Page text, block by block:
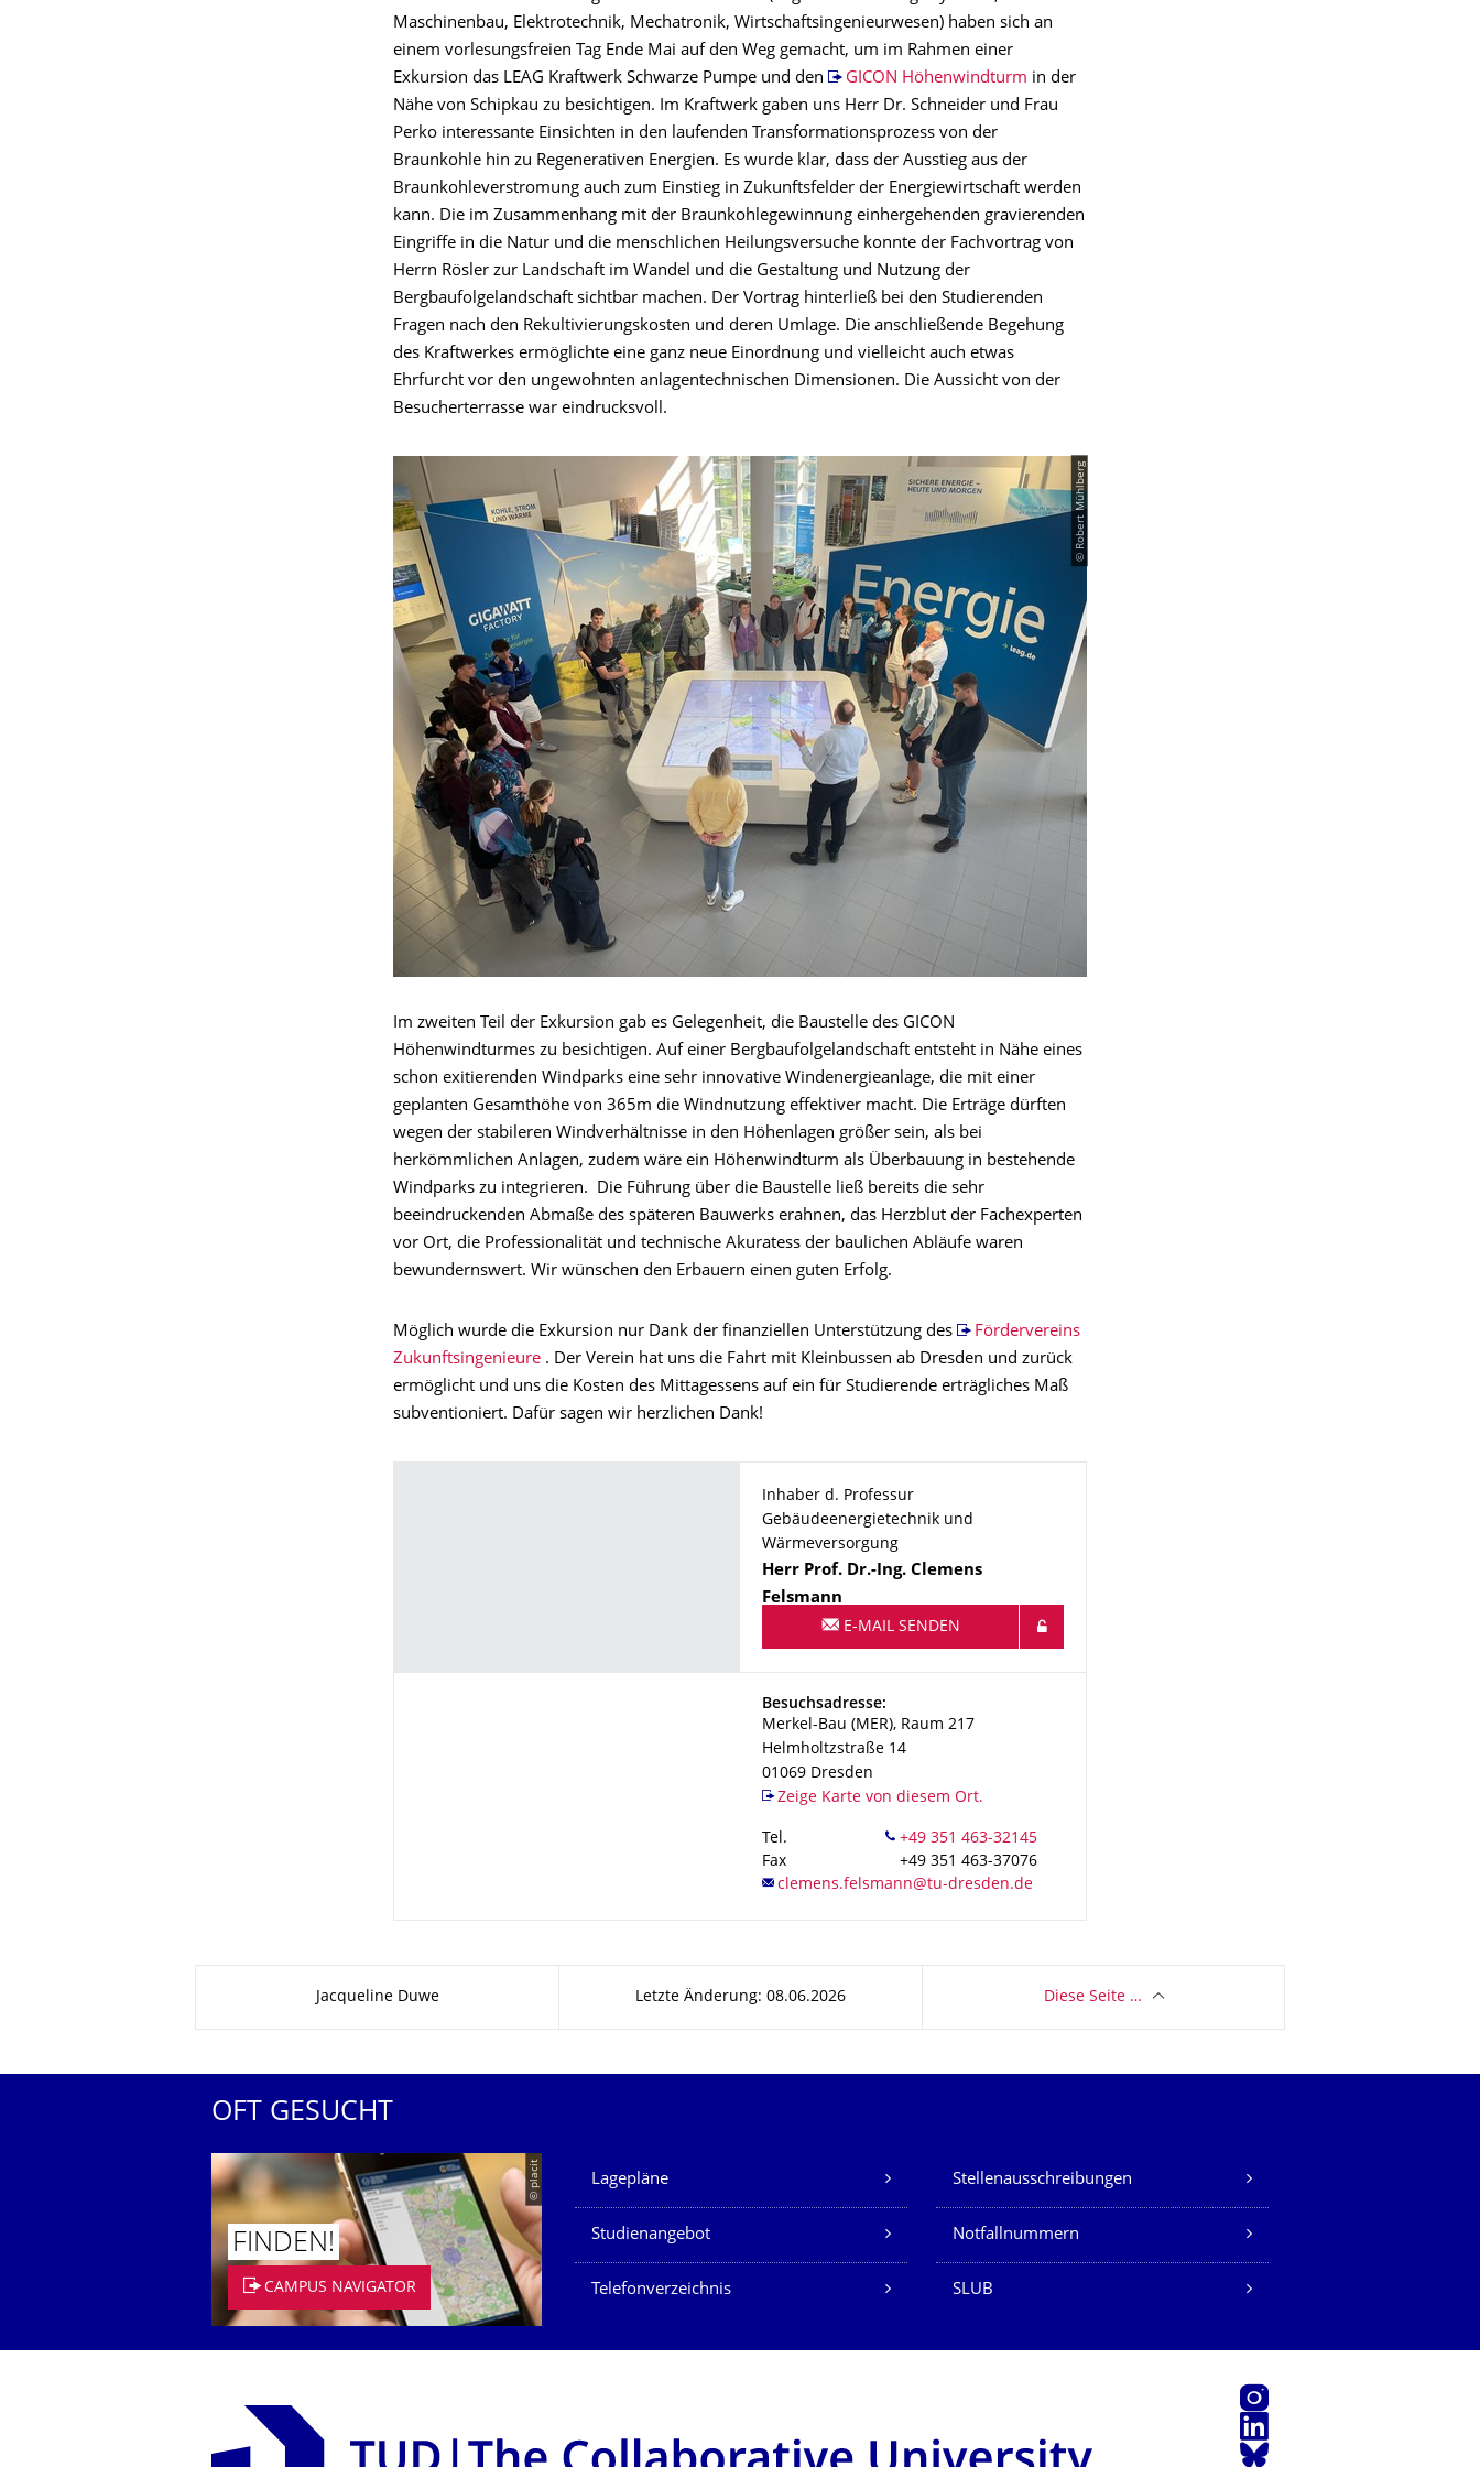
Maschinenbau, Elektrotechnik, Mechatronik, Wirtschaftsingenieurwesen) haben sich an
einem vorlesungsfreien Tag Ende Mai auf den Weg gemacht, um im Rahmen einer
Exkursion das LEAG Kraftwerk Schwarze Pumpe und den
GICON Höhenwindturm in der
Nähe von Schipkau zu besichtigen. Im Kraftwerk gaben uns Herr Dr. Schneider und Frau
Perko interessante Einsichten in den laufenden Transformationsprozess von der
Braunkohle hin zu Regenerativen Energien. Es wurde klar, dass der Ausstieg aus der
Braunkohleverstromung auch zum Einstieg in Zukunftsfelder der Energiewirtschaft werden
kann. Die im Zusammenhang mit der Braunkohlegewinnung einhergehenden gravierenden
Eingriffe in die Natur und die menschlichen Heilungsversuche konnte der Fachvortrag von
Herrn Rösler zur Landschaft im Wandel und die Gestaltung und Nutzung der
Bergbaufolgelandschaft sichtbar machen. Der Vortrag hinterließ bei den Studierenden
Fragen nach den Rekultivierungskosten und deren Umlage. Die anschließende Begehung
des Kraftwerkes ermöglichte eine ganz neue Einordnung und vielleicht auch etwas
Ehrfurcht vor den ungewohnten anlagentechnischen Dimensionen. Die Aussicht von der
Besucherterrasse war eindrucksvoll.
© Robert Mühlberg
Im zweiten Teil der Exkursion gab es Gelegenheit, die Baustelle des GICON
Höhenwindturmes zu besichtigen. Auf einer Bergbaufolgelandschaft entsteht in Nähe eines
schon exitierenden Windparks eine sehr innovative Windenergieanlage, die mit einer
geplanten Gesamthöhe von 365m die Windnutzung effektiver macht. Die Erträge dürften
wegen der stabileren Windverhältnisse in den Höhenlagen größer sein, als bei
herkömmlichen Anlagen, zudem wäre ein Höhenwindturm als Überbauung in bestehende
Windparks zu integrieren. Die Führung über die Baustelle ließ bereits die sehr
beeindruckenden Abmaße des späteren Bauwerks erahnen, das Herzblut der Fachexperten
vor Ort, die Professionalität und technische Akuratess der baulichen Abläufe waren
bewundernswert. Wir wünschen den Erbauern einen guten Erfolg.
Möglich wurde die Exkursion nur Dank der finanziellen Unterstützung des
Fördervereins
Zukunftsingenieure . Der Verein hat uns die Fahrt mit Kleinbussen ab Dresden und zurück
ermöglicht und uns die Kosten des Mittagessens auf ein für Studierende erträgliches Maß
subventioniert. Dafür sagen wir herzlichen Dank!
Inhaber d. Professur
Gebäudeenergietechnik und
Wärmeversorgung
Name
Herr Prof. Dr.-Ing. Clemens
Felsmann
Direktor Zentrum für Energietechnik
E-MAIL SENDEN
Adresse
Besuchsadresse:
Merkel-Bau (MER), Raum 217
Helmholtzstraße 14
01069 Dresden
Zeige Karte von diesem Ort.
Tel.
Fax
+49 351 463-37076
Jacqueline Duwe Letzte Änderung: 08.06.2026 Diese Seite …
OFT GESUCHT
© placit
FINDEN!
CAMPUS NAVIGATOR
Unsere Dienste
Lagepläne Stellenausschreibungen
Studienangebot Notfallnummern
Telefonverzeichnis SLUB
Instagram
LinkedIn
Bluesky